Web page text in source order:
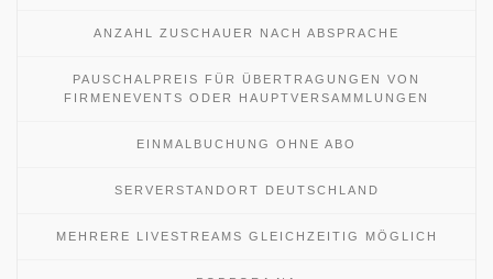
ANZAHL ZUSCHAUER NACH ABSPRACHE
PAUSCHALPREIS FÜR ÜBERTRAGUNGEN VON
FIRMENEVENTS ODER HAUPTVERSAMMLUNGEN
EINMALBUCHUNG OHNE ABO
SERVERSTANDORT DEUTSCHLAND
MEHRERE LIVESTREAMS GLEICHZEITIG MÖGLICH